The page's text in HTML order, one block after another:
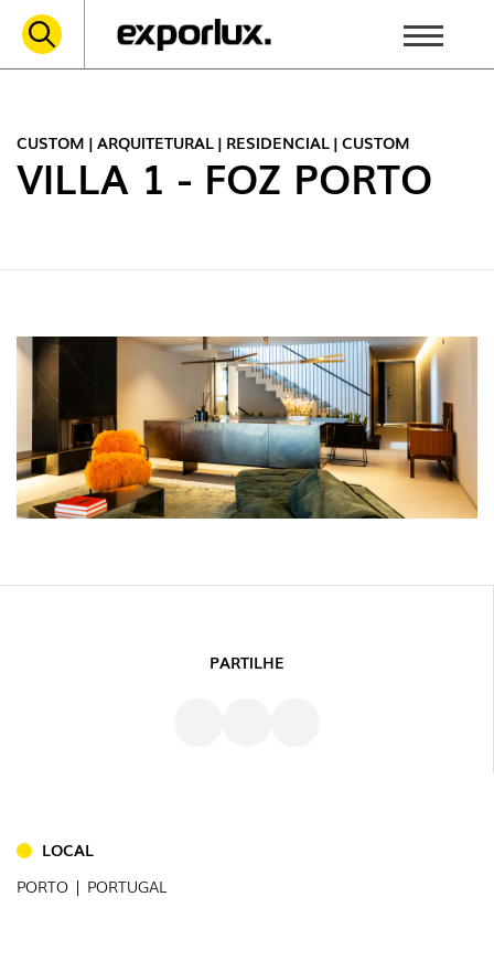
CUSTOM | ARQUITETURAL | RESIDENCIAL | CUSTOM
VILLA 1 - FOZ PORTO
PARTILHE
LOCAL
PORTO | PORTUGAL